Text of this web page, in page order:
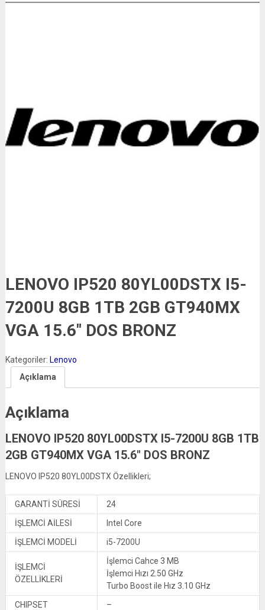
LENOVO IP520 80YL00DSTX I5-
7200U 8GB 1TB 2GB GT940MX
VGA 15.6″ DOS BRONZ
Kategoriler: Lenovo
Açıklama
Açıklama
LENOVO IP520 80YL00DSTX I5-7200U 8GB 1TB
2GB GT940MX VGA 15.6″ DOS BRONZ
LENOVO IP520 80YL00DSTX Özellikleri;
GARANTİ SÜRESİ
24
İŞLEMCİ AİLESİ
Intel Core
İŞLEMCİ MODELİ
i5-7200U
İŞLEMCİ
ÖZELLİKLERİ
İşlemci Cahce 3 MB
İşlemci Hızı 2.50 GHz
Turbo Boost ile Hız 3.10 GHz
CHIPSET
–